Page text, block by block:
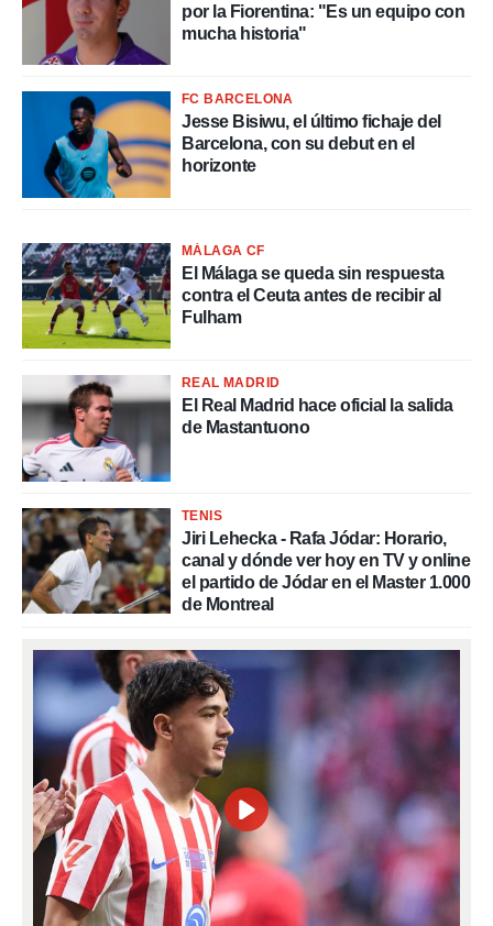
por la Fiorentina: "Es un equipo con
mucha historia"
FC BARCELONA
Jesse Bisiwu, el último fichaje del
Barcelona, con su debut en el
horizonte
MÁLAGA CF
El Málaga se queda sin respuesta
contra el Ceuta antes de recibir al
Fulham
REAL MADRID
El Real Madrid hace oficial la salida
de Mastantuono
TENIS
Jiri Lehecka - Rafa Jódar: Horario,
canal y dónde ver hoy en TV y online
el partido de Jódar en el Master 1.000
de Montreal